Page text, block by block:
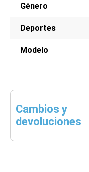
Género
Deportes
Modelo
Cambios y
devoluciones